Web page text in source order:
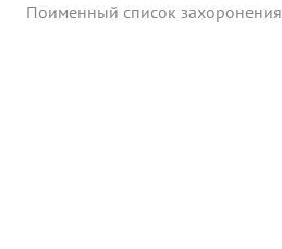
Поименный список захоронения